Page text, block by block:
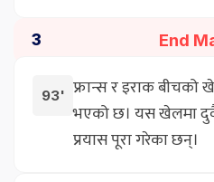
3 End
93' फ्रान्स र इराक बीचको
भएको छ। यस खेलमा
प्रयास पूरा गरेका छन्।